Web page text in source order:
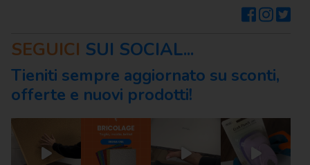
SEGUICI SUI SOCIAL...
Tieniti sempre aggiornato su sconti,
offerte e nuovi prodotti!